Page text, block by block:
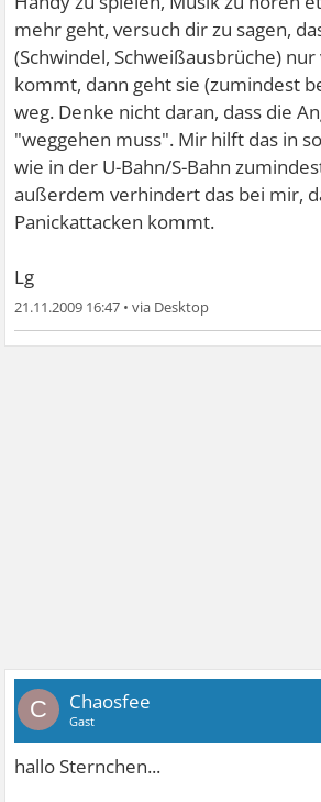
mehr geht, versuch dir zu sagen,
(Schwindel, Schweißausbrüche)
kommt, dann geht sie (zumindest
weg. Denke nicht daran, dass die
"weggehen muss". Mir hilft das in
wie in der U-Bahn/S-Bahn
außerdem verhindert das bei mir,
Panickattacken kommt.
Lg
21.11.2009 16:47 •
C Chaosfee
Gast
hallo Sternchen...